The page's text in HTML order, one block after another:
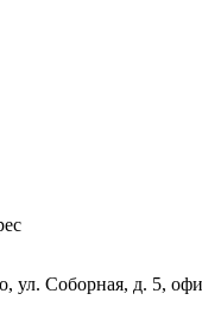
ул. Соборная, д. 5,